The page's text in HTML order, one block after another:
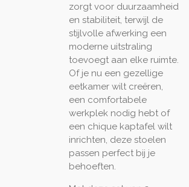
zorgt voor duurzaamheid
en stabiliteit, terwijl de
stijlvolle afwerking een
moderne uitstraling
toevoegt aan elke ruimte.
Of je nu een gezellige
eetkamer wilt creëren,
een comfortabele
werkplek nodig hebt of
een chique kaptafel wilt
inrichten, deze stoelen
passen perfect bij je
behoeften.